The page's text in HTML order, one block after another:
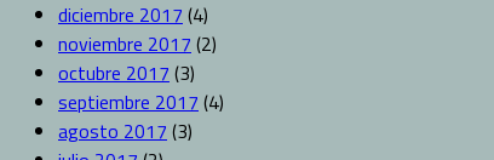
diciembre 2017 (4)
noviembre 2017 (2)
octubre 2017 (3)
septiembre 2017 (4)
agosto 2017 (3)